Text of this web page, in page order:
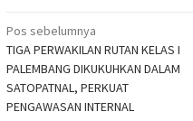
Navigasi
pos
Pos sebelumnya
TIGA PERWAKILAN RUTAN KELAS I
PALEMBANG DIKUKUHKAN DALAM
SATOPATNAL, PERKUAT
PENGAWASAN INTERNAL